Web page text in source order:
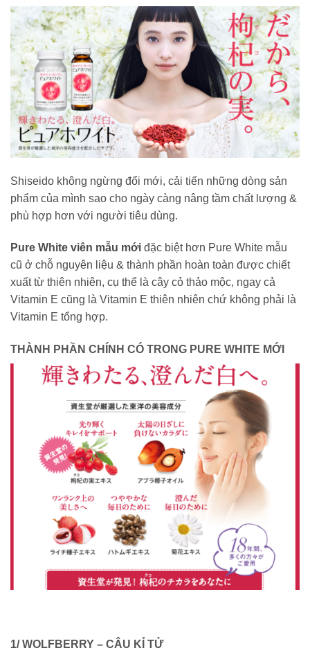
Shiseido không ngừng đổi mới, cải tiến những dòng sản
phẩm của mình sao cho ngày càng nâng tầm chất lượng &
phù hợp hơn với người tiêu dùng.
Pure White viên mẫu mới đặc biệt hơn Pure White mẫu
cũ ở chỗ nguyên liệu & thành phần hoàn toàn được chiết
xuất từ thiên nhiên, cụ thể là cây cỏ thảo mộc, ngay cả
Vitamin E cũng là Vitamin E thiên nhiên chứ không phải là
Vitamin E tổng hợp.
THÀNH PHẦN CHÍNH CÓ TRONG PURE WHITE MỚI
1/ WOLFBERRY – CÂU KỈ TỬ